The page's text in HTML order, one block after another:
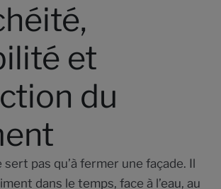
et
du
sert pas qu’à fermer une façade. Il
dans le temps, face à l’eau, au